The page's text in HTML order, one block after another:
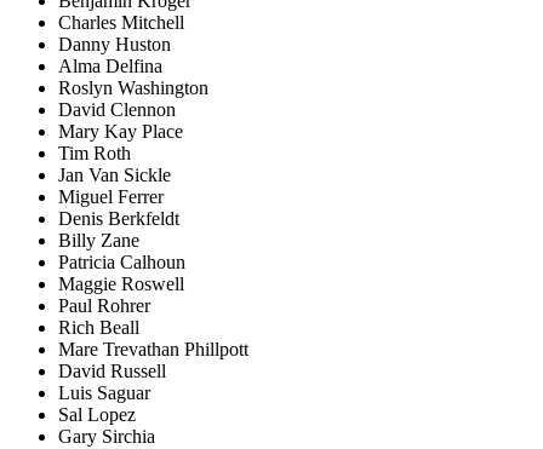
Charles Mitchell
Danny Huston
Alma Delfina
Roslyn Washington
David Clennon
Mary Kay Place
Tim Roth
Jan Van Sickle
Miguel Ferrer
Denis Berkfeldt
Billy Zane
Patricia Calhoun
Maggie Roswell
Paul Rohrer
Rich Beall
Mare Trevathan Phillpott
David Russell
Luis Saguar
Sal Lopez
Gary Sirchia